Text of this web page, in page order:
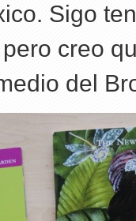
Sigo
creo
del